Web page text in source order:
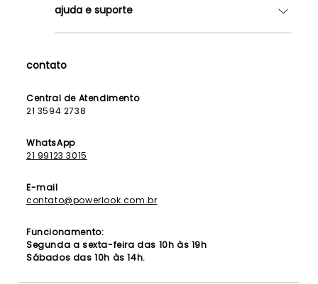
Lojas
Como Funciona
Lista de Formandas
ajuda e suporte
Política de Privacidade
contato
Central de Atendimento
21 3594 2738
WhatsApp
21 99123 3015
E-mail
contato@powerlook.com.br
Funcionamento:
Segunda a sexta-feira das 10h às 19h
Sábados das 10h às 14h.